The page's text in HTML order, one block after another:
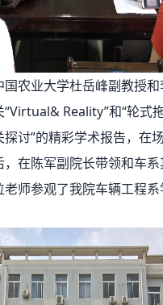
农业大学杜岳峰副教授和
“Virtual& Reality”和“轮式
讨”的精彩学术报告，在
，在陈军副院长带领和车
老师参观了我院车辆工程